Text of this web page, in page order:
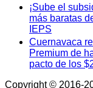
¡Sube el
más baratas
IEPS
Cuernavaca
Premium de
pacto de los
Copyright © 2016-